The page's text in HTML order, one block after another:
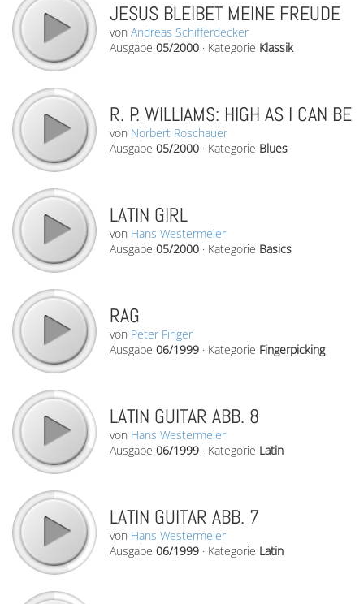
JESUS BLEIBET MEINE FREUDE
von Andreas Schifferdecker
Ausgabe 05/2000 · Kategorie Klassik
R. P. WILLIAMS: HIGH AS I CAN BE
von Norbert Roschauer
Ausgabe 05/2000 · Kategorie Blues
LATIN GIRL
von Hans Westermeier
Ausgabe 05/2000 · Kategorie Basics
RAG
von Peter Finger
Ausgabe 06/1999 · Kategorie Fingerpicking
LATIN GUITAR ABB. 8
von Hans Westermeier
Ausgabe 06/1999 · Kategorie Latin
LATIN GUITAR ABB. 7
von Hans Westermeier
Ausgabe 06/1999 · Kategorie Latin